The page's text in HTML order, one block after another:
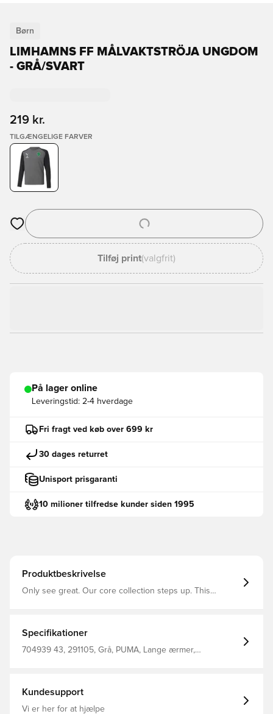
Børn
LIMHAMNS FF MÅLVAKTSTRÖJA UNGDOM
- GRÅ/SVART
219 kr.
TILGÆNGELIGE FARVER
Åbner en Modal til at logge ind eller tilmelde dig som medlem
Tilføj print(valgfrit)
På lager online
Leveringstid: 2-4 hverdage
Fri fragt ved køb over 699 kr
30 dages returret
Unisport prisgaranti
10 milioner tilfredse kunder siden 1995
Produktbeskrivelse
Only see great. Our core collection steps up. This
the greates on pitch matches.
Specifikationer
704939 43, 291105, Grå, PUMA, Lange ærmer,
Kundesupport
Vi er her for at hjælpe